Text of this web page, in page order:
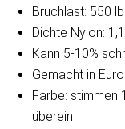
Bruchlast: 550
Dichte Nylon:
Kann 5-10%
Gemacht in
Farbe: stimmen
überein